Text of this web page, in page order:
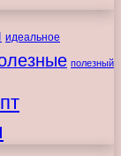
идеальное
полезный